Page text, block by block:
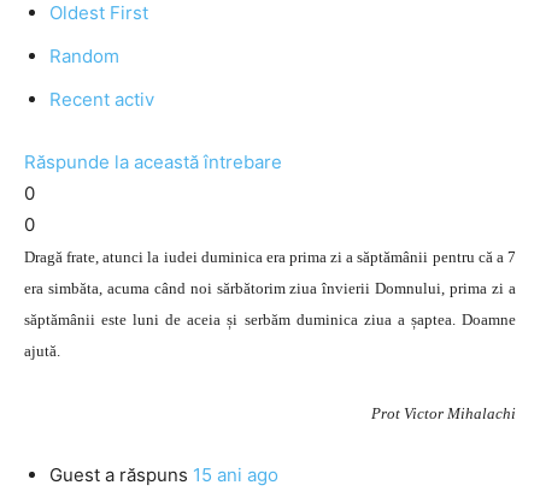
Oldest First
Random
Recent activ
Răspunde la această întrebare
0
0
Dragă frate, atunci la iudei duminica era prima zi a săptămânii pentru că a 7
era simbăta, acuma când noi sărbătorim ziua învierii Domnului, prima zi a
săptămânii este luni de aceia și serbăm duminica ziua a șaptea. Doamne
ajută.
Prot Victor Mihalachi
Guest a răspuns 15 ani ago